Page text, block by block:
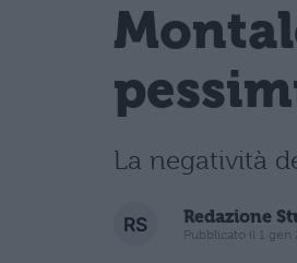
La negatività
Redazione
Pubblicato il 1 gen